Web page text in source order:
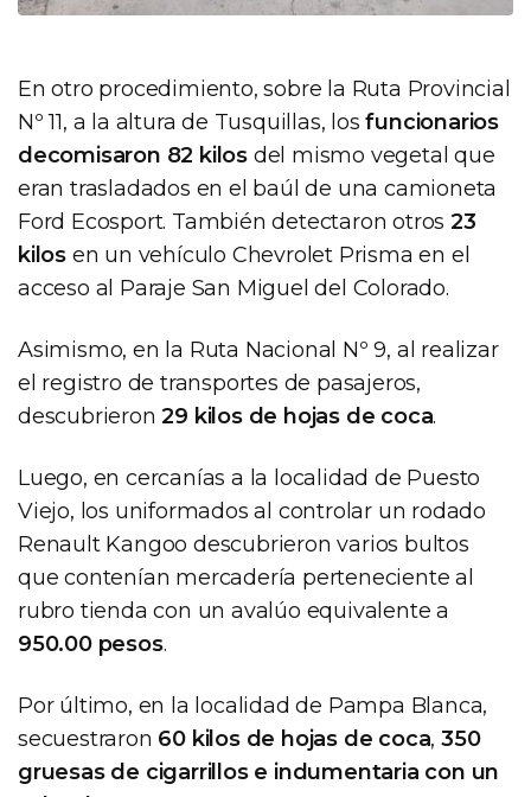
En otro procedimiento, sobre la Ruta Provincial
Nº 11, a la altura de Tusquillas, losfuncionarios
decomisaron 82 kilos del mismo vegetal que
eran trasladados en el baúl de una camioneta
Ford Ecosport. También detectaron otros 23
kilos en un vehículo Chevrolet Prisma en el
acceso al Paraje San Miguel del Colorado.
Asimismo, en la Ruta Nacional Nº 9, al realizar
el registro de transportes de pasajeros,
descubrieron29 kilos de hojas de coca.
Luego, en cercanías a la localidad de Puesto
Viejo, los uniformados al controlar un rodado
Renault Kangoo descubrieron varios bultos
que contenían mercadería perteneciente al
rubro tienda con un avalúo equivalente a
950.00 pesos.
Por último, en la localidad de Pampa Blanca,
secuestraron 60 kilos de hojas de coca,350
gruesas de cigarrillos e indumentaria con un